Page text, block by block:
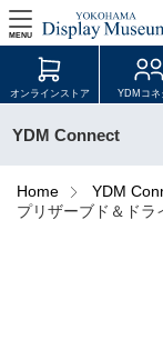
MENU
ログイン・会員登
オンラインストア YDMコネ
YDM Connect
Home
YDM
プリザーブド＆ド